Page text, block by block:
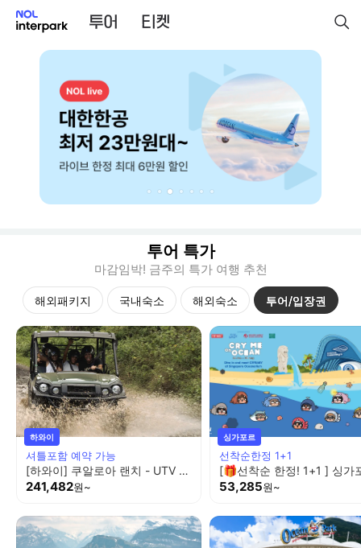
투어 특가
마감임박! 금주의 특가 여행 추천
해외패키지 국내숙소 해외숙소 투어/입장권
하와이
셔틀포함 예약 가능
[하와이] 쿠알로아 랜치 - UTV 랩터 / Ride Alog UTV 랩터 2시간
241,482원~
싱가포르
선착순한정 1+1
53,285원~